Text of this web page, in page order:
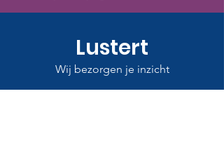
Lustert
Wij bezorgen je inzicht